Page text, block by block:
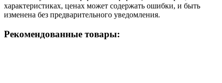
характеристиках, ценах может содержать ошибки, и быть
изменена без предварительного уведомления.
Рекомендованные товары: